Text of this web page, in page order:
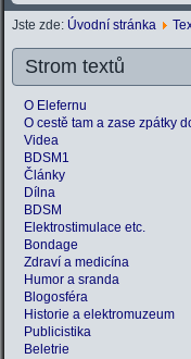
Jste zde: Úvodní stránka
Strom textů
O Elefernu
O cestě tam a zase zpátky
Videa
BDSM1
Články
Dílna
BDSM
Elektrostimulace etc.
Bondage
Zdraví a medicína
Humor a sranda
Blogosféra
Historie a elektromuzeum
Publicistika
Beletrie